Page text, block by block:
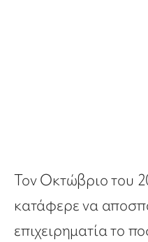
Τον Οκτώβριο του
κατάφερε να
επιχειρηματία το